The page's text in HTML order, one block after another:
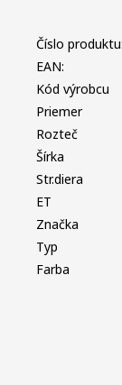
Číslo produktu:
EAN:
Kód výrobcu
Priemer
Rozteč
Šírka
Str.diera
ET
Značka
Typ
Farba